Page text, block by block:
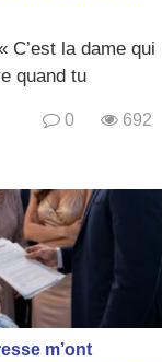
C’est la dame qui
quand tu
0 692
m’ont